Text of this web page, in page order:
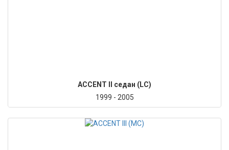
ACCENT II седан (LC)
1999 - 2005